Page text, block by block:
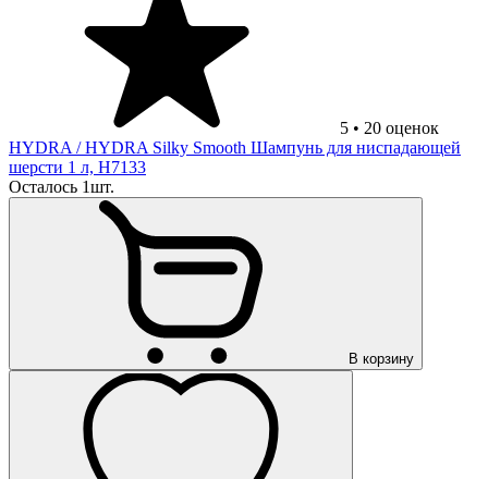
5 • 20 оценок
HYDRA / HYDRA Silky Smooth Шампунь для ниспадающей
шерсти 1 л, H7133
Осталось 1шт.
В корзину